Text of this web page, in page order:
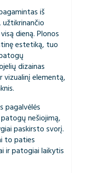
iš
dieną. Plonos
estetiką, tuo
dizainas
elementą,
pagalvėlės
nešiojimą,
paskirsto svorį.
to paties
ir patogiai laikytis